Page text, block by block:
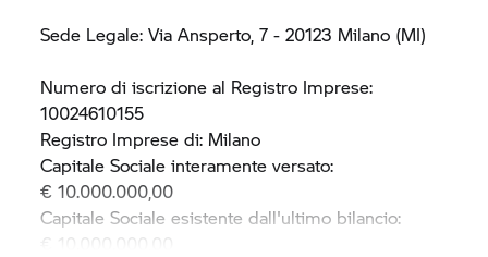
Sede Legale: Via Ansperto, 7 - 20123 Milano (MI)
Numero di iscrizione al Registro Imprese:
10024610155
Registro Imprese di: Milano
Capitale Sociale interamente versato:
€ 10.000.000,00
Capitale Sociale esistente dall'ultimo bilancio:
€ 10.000.000,00